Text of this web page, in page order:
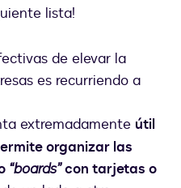
lista!
de elevar la
es recurriendo a
guia
extremadamente útil
organizar las
“boards”con tarjetas o